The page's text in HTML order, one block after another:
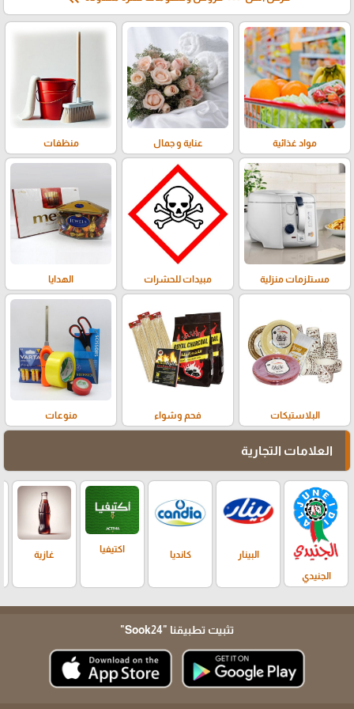
مواد غذائية عناية و جمال منظفات
مستلزمات منزلية مبيدات للحشرات الهدايا
البلاستيكات فحم وشواء منوعات
العلامات التجارية
الجنيدي
البينار كانديا
اكتيفيا
غازية
تثبيت تطبيقنا "Sook24"